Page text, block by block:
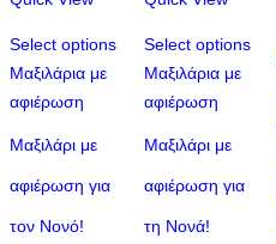
Select options
Αυτό
το
πολλαπλές
Μαξιλάρια με
αφιέρωση
Μαξιλάρι με
αφιέρωση για
τον Νονό!
Select options
Αυτό
το
πολλαπλές
Μαξιλάρια με
αφιέρωση
Μαξιλάρι με
αφιέρωση για
τη Νονά!